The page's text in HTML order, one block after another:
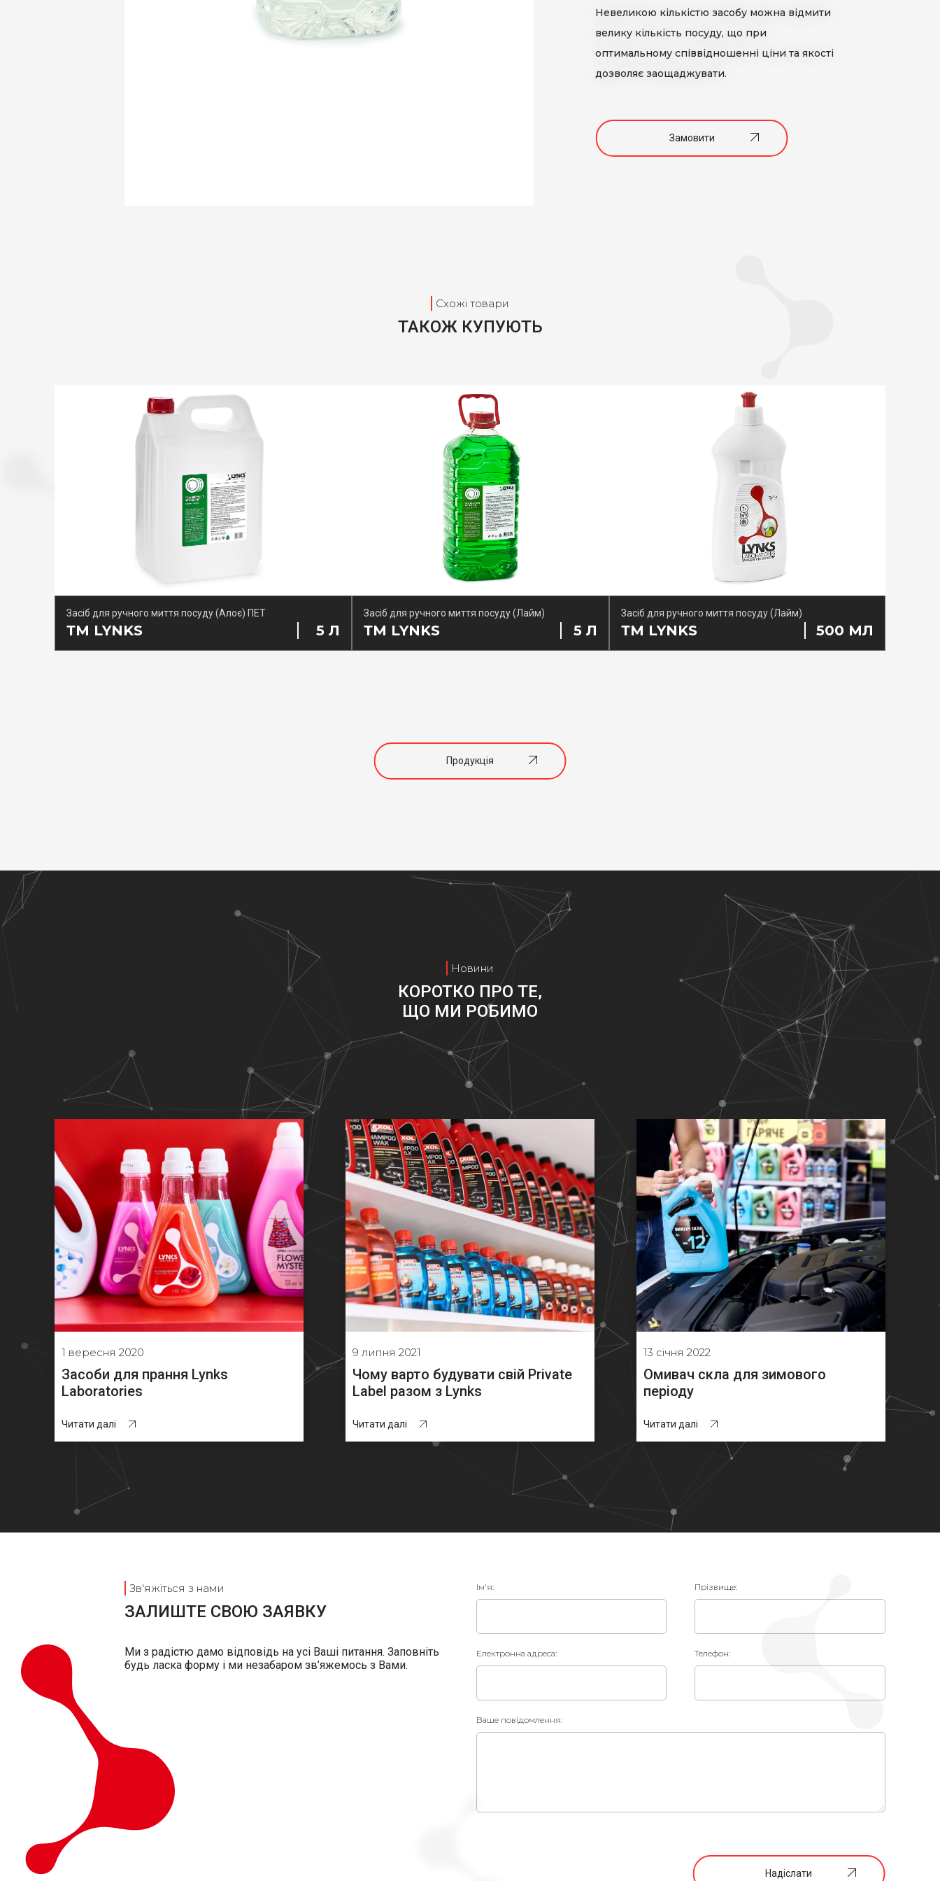
Невеликою кількістю засобу можна відмити
велику кількість посуду, що при
оптимальному співвідношенні ціни та якості
дозволяє заощаджувати.
Замовити
Схожі товари
ТАКОЖ КУПУЮТЬ
Засіб для ручного миття посуду (Алоє) ПЕТ
ТМ LYNKS 5 Л
Засіб для ручного миття посуду (Лайм)
ТМ LYNKS 5 Л
Засіб для ручного миття посуду (Лайм)
ТМ LYNKS 500 МЛ
Продукція
Новини
КОРОТКО ПРО ТЕ,
ЩО МИ РОБИМО
1 вересня 2020
Засоби для прання Lynks
Laboratories
Читати далі
9 липня 2021
Чому варто будувати свій Private
Label разом з Lynks
Читати далі
13 січня 2022
Омивач скла для зимового
періоду
Читати далі
Зв'яжіться з нами
ЗАЛИШТЕ СВОЮ ЗАЯВКУ
Ми з радістю дамо відповідь на усі Ваші питання. Заповніть
будь ласка форму і ми незабаром зв’яжемось з Вами.
Ім'я: Прізвище:
Електронна адреса: Телефон:
Ваше повідомлення:
Надіслати